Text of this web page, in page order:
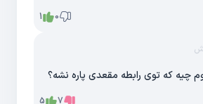
0
1
چیه که توی رابطه مقعدی پاره نشه؟
7
5